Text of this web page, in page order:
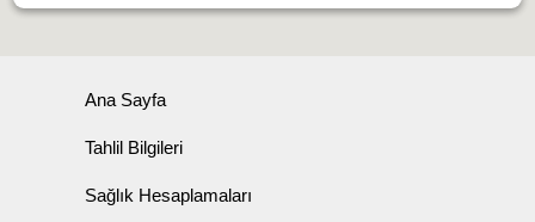
Ana Sayfa
Tahlil Bilgileri
Sağlık Hesaplamaları